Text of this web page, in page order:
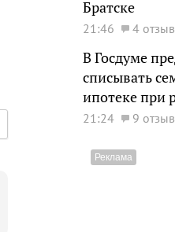
Братске
21:46 4
В Госдуме
списывать
ипотеке при
21:24 9